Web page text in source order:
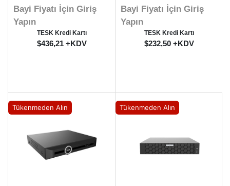
Bayi Fiyatı İçin Giriş
Yapın
TESK Kredi Kartı
$436,21 +KDV
Bayi Fiyatı İçin Giriş
Yapın
TESK Kredi Kartı
$232,50 +KDV
Tükenmeden Alın Tükenmeden Alın